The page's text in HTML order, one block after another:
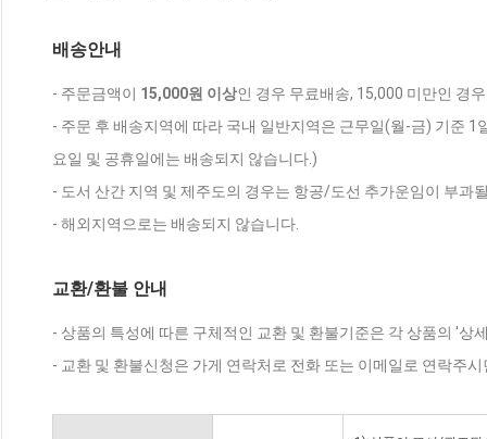
배송안내
- 주문금액이 15,000원 이상인 경우 무료배송, 15,000 미만인 경
- 주문 후 배송지역에 따라 국내 일반지역은 근무일(월-금) 기준
요일 및 공휴일에는 배송되지 않습니다.)
- 도서 산간 지역 및 제주도의 경우는 항공/도선 추가운임이 부과
- 해외지역으로는 배송되지 않습니다.
교환/환불 안내
- 상품의 특성에 따른 구체적인 교환 및 환불기준은 각 상품의 '상
- 교환 및 환불신청은 가게 연락처로 전화 또는 이메일로 연락주